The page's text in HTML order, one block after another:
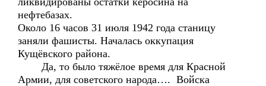
нефтебазах.
Около 16 часов 31 июля 1942 года станицу
заняли фашисты. Началась оккупация
Кущёвского района.
Да, то было тяжёлое время для Красной
Армии, для советского народа…. Войска